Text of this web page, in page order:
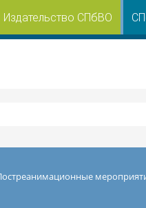
Издательство СПбВО